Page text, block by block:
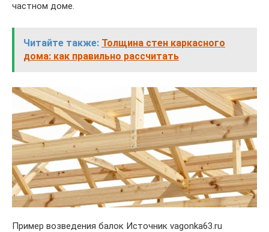
частном доме.
Читайте также: Толщина стен каркасного
дома: как правильно рассчитать
Пример возведения балок Источник vagonka63.ru